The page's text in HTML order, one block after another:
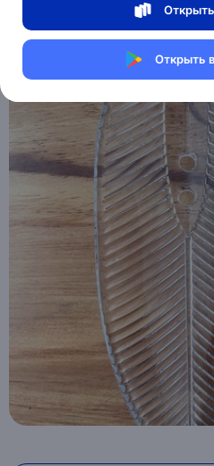
Открыть
Магазин Table lamps
Артикул:MXM0117581344